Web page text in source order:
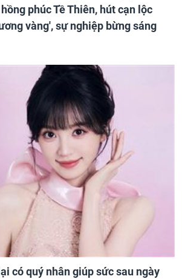
phúc Tề Thiên, hút cạn lộc
vàng', sự nghiệp bừng sáng
có quý nhân giúp sức sau ngày